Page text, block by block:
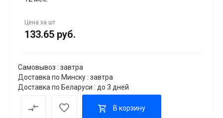
Цена за шт
133.65 руб.
Самовывоз : завтра
Доставка по Минску : завтра
Доставка по Беларуси : до 3 дней
В корзину